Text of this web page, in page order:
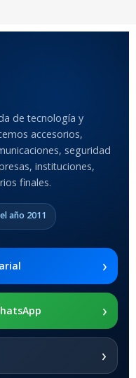
Shock
DE TABLETS
SM-x200 / Samsung
Tab A8 10.5 2021 SM-
DE APOYO
de tecnología y
accesorios,
seguridad
instituciones,
finales.
año 2011
›
›
›